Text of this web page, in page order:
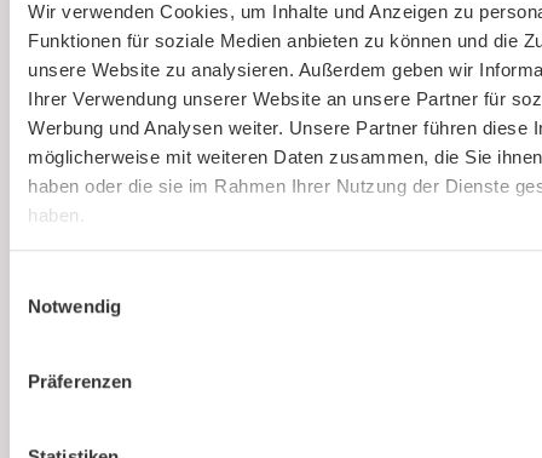
Wir verwenden Cookies, um Inhalte und Anzeigen zu
Funktionen für soziale Medien anbieten zu können und die
unsere Website zu analysieren. Außerdem geben wir
Ihrer Verwendung unserer Website an unsere Partner für
Werbung und Analysen weiter. Unsere Partner führen diese
möglicherweise mit weiteren Daten zusammen, die Sie
haben oder die sie im Rahmen Ihrer Nutzung der Dienste
haben.
Notwendig
Präferenzen
Mehr erfahren
kaer